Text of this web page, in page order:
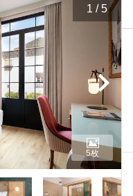
1 /5
5枚